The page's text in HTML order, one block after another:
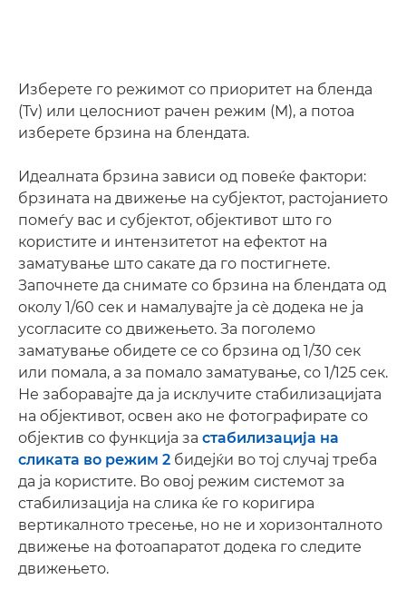
Изберете го режимот со приоритет на бленда
(Tv) или целосниот рачен режим (M), а потоа
изберете брзина на блендата.
Идеалната брзина зависи од повеќе фактори:
брзината на движење на субјектот, растојанието
помеѓу вас и субјектот, објективот што го
користите и интензитетот на ефектот на
заматување што сакате да го постигнете.
Започнете да снимате со брзина на блендата од
околу 1/60 сек и намалувајте ја сè додека не ја
усогласите со движењето. За поголемо
заматување обидете се со брзина од 1/30 сек
или помала, а за помало заматување, со 1/125 сек.
Не заборавајте да ја исклучите стабилизацијата
на објективот, освен ако не фотографирате со
објектив со функција за стабилизација на
сликата во режим 2 бидејќи во тој случај треба
да ја користите. Во овој режим системот за
стабилизација на слика ќе го коригира
вертикалното тресење, но не и хоризонталното
движење на фотоапаратот додека го следите
движењето.